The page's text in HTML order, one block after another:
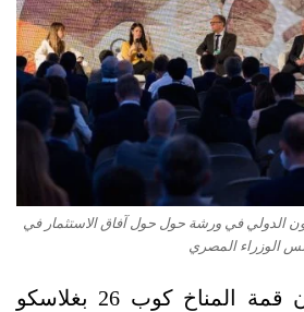
الدولي في ورشة حول حول آفاق الاستثمار في
الوزراء المصري
ونبّهت المشاط بأن قمة المناخ كوب 26 بغلاسكو